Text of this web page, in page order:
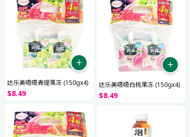
达乐美吸吸青提果冻 (150gx4)
$8.49
达乐美吸吸白桃果冻 (150gx4)
$8.49